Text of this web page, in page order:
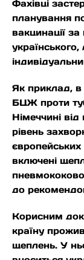
Фахівці
планування
вакцинації
Як приклад, в
БЦЖ проти
Німеччині
рівень
європейських
включені
до
Корисним
країну
щеплень. У